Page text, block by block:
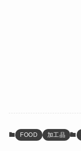
FOOD 加工品